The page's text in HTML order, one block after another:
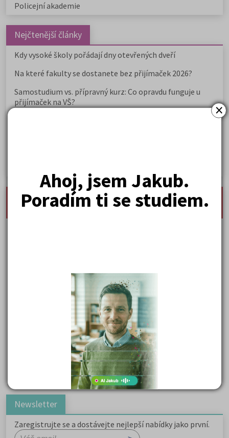
×
Ahoj, jsem Jakub.
Poradím ti se studiem.
Policejní akademie
Nejčtenější články
Kdy vysoké školy pořádají dny otevřených dveří
Na které fakulty se dostanete bez přijímaček 2026?
Samostudium vs. přípravný kurz: Co opravdu funguje u
přijímaček na VŠ?
nejnovější seminárky, maturitní otázky a čtenářsky
deník
Důležité reakce organických sloučenin a jejich význam
Zákonitosti v elektronové struktuře
Základní charakteristiky obyvatelstva a geografie sídel
Karel Hynek Mácha: Máj
Karel Havlíček Borovský: Tyrolské elegie
Romain Rolland: Petr a Lucie
Newsletter
Zaregistrujte se a dostávejte nejlepší nabídky jako první.